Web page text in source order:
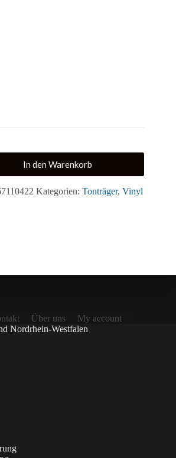
In den Warenkorb
Kategorien: Tonträger, Vinyl
Über uns
My account
Nordrhein-Westfalen